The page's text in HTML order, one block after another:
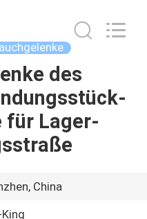
des
für Lager-
China